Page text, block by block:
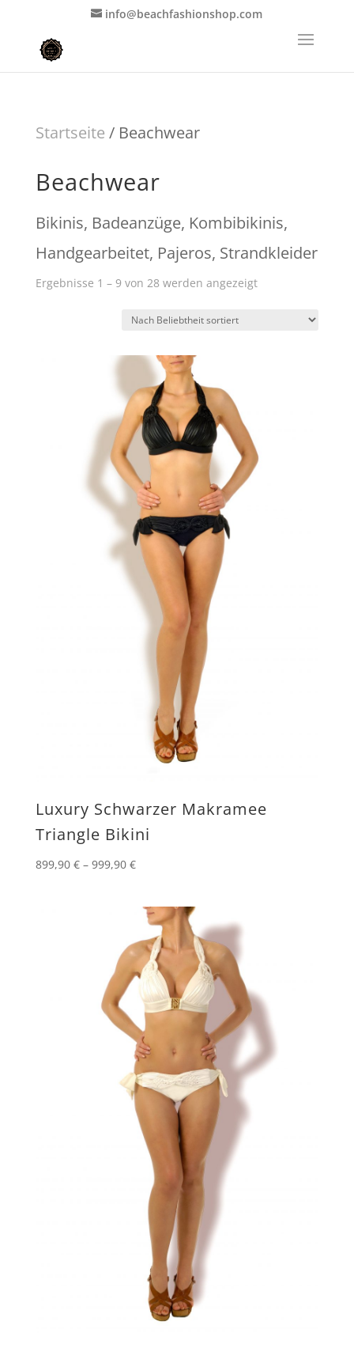
info@beachfashionshop.com
Startseite / Beachwear
Beachwear
Bikinis, Badeanzüge, Kombibikinis,
Handgearbeitet, Pajeros, Strandkleider
Ergebnisse 1 – 9 von 28 werden angezeigtNach
Luxury Schwarzer Makramee
Triangle Bikini
899,90 €– 999,90 €